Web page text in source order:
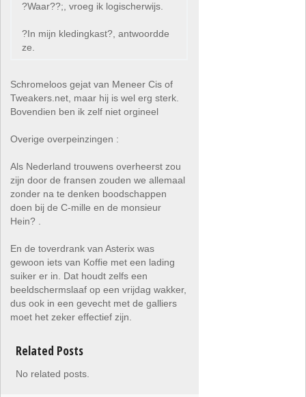
?Waar??;, vroeg ik logischerwijs.
?In mijn kledingkast?, antwoordde
ze.
Schromeloos gejat van Meneer Cis of
Tweakers.net, maar hij is wel erg sterk.
Bovendien ben ik zelf niet orgineel
Overige overpeinzingen :
Als Nederland trouwens overheerst zou
zijn door de fransen zouden we allemaal
zonder na te denken boodschappen
doen bij de C-mille en de monsieur
Hein? .
En de toverdrank van Asterix was
gewoon iets van Koffie met een lading
suiker er in. Dat houdt zelfs een
beeldschermslaaf op een vrijdag wakker,
dus ook in een gevecht met de galliers
moet het zeker effectief zijn.
Related Posts
No related posts.